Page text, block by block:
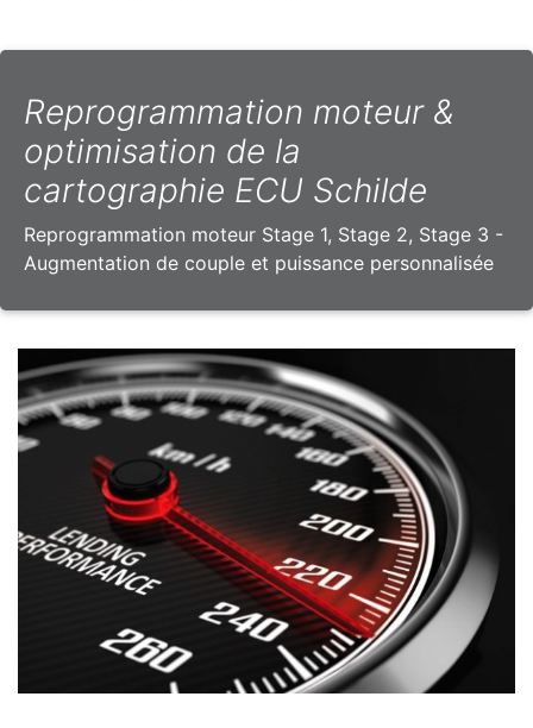
Reprogrammation moteur &
optimisation de la
cartographie ECU Schilde
Reprogrammation moteur Stage 1, Stage 2, Stage 3 -
Augmentation de couple et puissance personnalisée